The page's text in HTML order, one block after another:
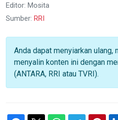
Editor: Mosita
Sumber: RRI
Anda dapat menyiarkan ulang,
menyalin konten ini dengan
(ANTARA, RRI atau TVRI).